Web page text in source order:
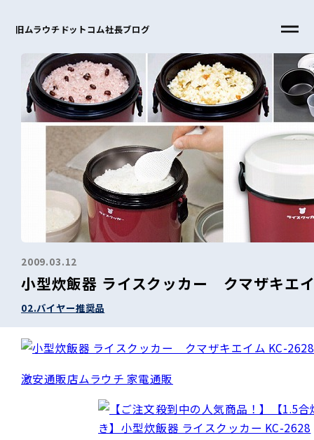
旧ムラウチドットコム社長ブログ
2009.03.12
小型炊飯器 ライスクッカー クマザキエ
02.バイヤー推奨品
激安通販店ムラウチ 家電通販